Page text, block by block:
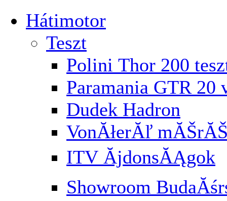
Hátimotor
Teszt
Polini Thor 200
Paramania GTR 20
Dudek Hadron
VonĂłerĂľ
ITV ĂjdonsĂĄgok
Showroom